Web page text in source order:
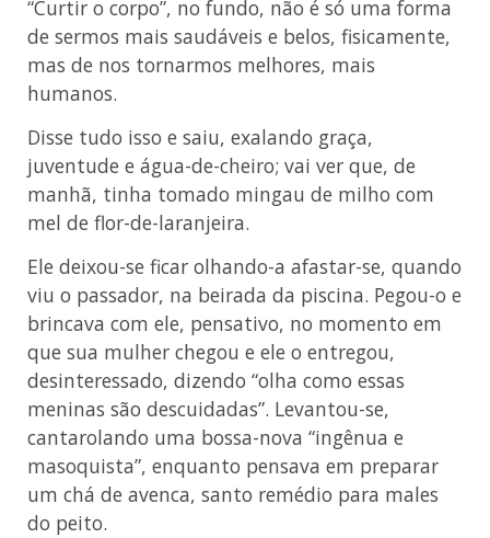
“Curtir o corpo”, no fundo, não é só uma forma
de sermos mais saudáveis e belos, fisicamente,
mas de nos tornarmos melhores, mais
humanos.
Disse tudo isso e saiu, exalando graça,
juventude e água-de-cheiro; vai ver que, de
manhã, tinha tomado mingau de milho com
mel de flor-de-laranjeira.
Ele deixou-se ficar olhando-a afastar-se, quando
viu o passador, na beirada da piscina. Pegou-o e
brincava com ele, pensativo, no momento em
que sua mulher chegou e ele o entregou,
desinteressado, dizendo “olha como essas
meninas são descuidadas”. Levantou-se,
cantarolando uma bossa-nova “ingênua e
masoquista”, enquanto pensava em preparar
um chá de avenca, santo remédio para males
do peito.